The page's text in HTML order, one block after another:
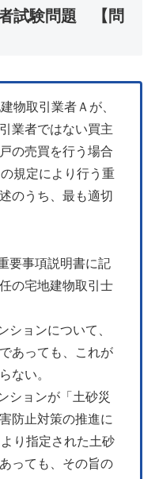
試験問題 【問
物取引業者Ａが、
業者ではない買主
の売買を行う場合
規定により行う重
のうち、最も適切
要事項説明書に記
の宅地建物取引士
ョンについて、
あっても、これが
ない。
ョンが「土砂災
防止対策の推進に
り指定された土砂
っても、その旨の